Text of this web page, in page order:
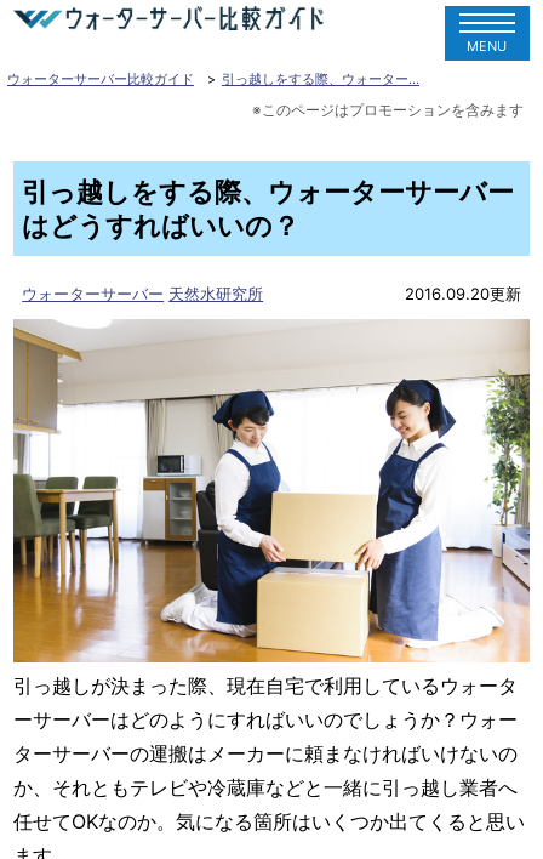
MENU
ウォーターサーバー比較ガイド
引っ越しをする際、ウォーター…
引っ越しをする際、ウォーターサーバー
はどうすればいいの？
ウォーターサーバー 天然水研究所 2016.09.20更新
引っ越しが決まった際、現在自宅で利用しているウォータ
ーサーバーはどのようにすればいいのでしょうか？ウォー
ターサーバーの運搬はメーカーに頼まなければいけないの
か、それともテレビや冷蔵庫などと一緒に引っ越し業者へ
任せてOKなのか。気になる箇所はいくつか出てくると思い